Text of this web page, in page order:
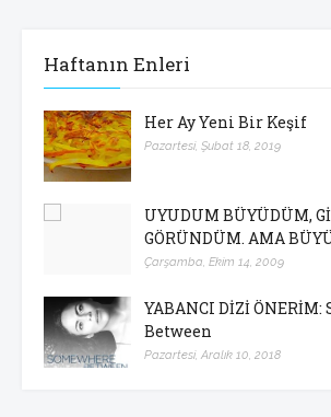
Haftanın Enleri
Her Ay Yeni Bir Keşif
Pazartesi, Şubat 18, 2019
UYUDUM BÜYÜDÜM,
GÖRÜNDÜM. AMA
Çarşamba, Ekim 14, 2009
YABANCI DİZİ
Between
Pazartesi, Aralık 10, 2018